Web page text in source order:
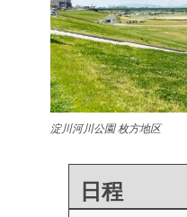
淀川河川公園 枚方地区
日程